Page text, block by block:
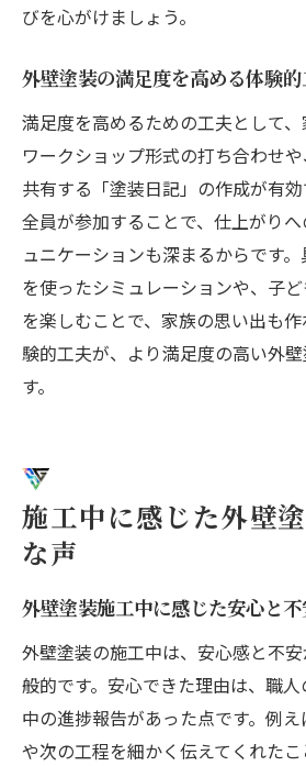
びを心がけましょう。
外壁塗装の満足度を高める体験
満足度を高めるための工夫として
ワークショップ形式の打ち合わせ
共有する「塗装日記」の作成が有
全員が参加することで、仕上がり
ュニケーションも深まるからです
を使ったシミュレーションや、子
を楽しむことで、家族の思い出も
験的工夫が、より満足度の高い外
す。
施工中に感じた外壁
な声
外壁塗装施工中に感じた安心と
外壁塗装の施工中は、安心感と不
般的です。安心できた理由は、職
中の進捗報告があった点です。例
や次の工程を細かく伝えてくれた